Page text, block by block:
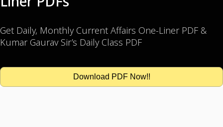
Get Daily, Monthly Current Affairs One-Liner PDF &
Kumar Gaurav Sir’s Daily Class PDF
Download PDF Now!!